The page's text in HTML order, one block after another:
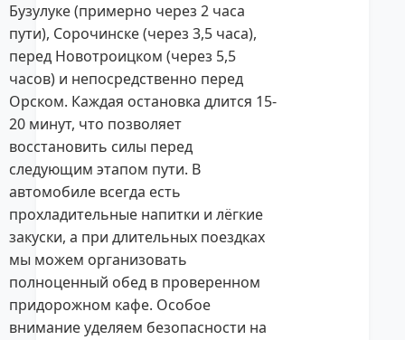
Бузулуке (примерно через 2 часа
пути), Сорочинске (через 3,5 часа),
перед Новотроицком (через 5,5
часов) и непосредственно перед
Орском. Каждая остановка длится 15-
20 минут, что позволяет
восстановить силы перед
следующим этапом пути. В
автомобиле всегда есть
прохладительные напитки и лёгкие
закуски, а при длительных поездках
мы можем организовать
полноценный обед в проверенном
придорожном кафе. Особое
внимание уделяем безопасности на